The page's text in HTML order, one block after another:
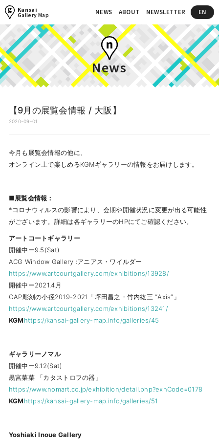
Kansai
Gallery Map NEWS ABOUT NEWSLETTER EN
News
【9月の展覧会情報 / 大阪】
2020-09-01
今月も展覧会情報の他に、
オンライン上で楽しめるKGMギャラリーの情報をお届けします。
■展覧会情報：
*コロナウィルスの影響により、会期や開催状況に変更が出る可能性
がございます。詳細は各ギャラリーのHPにてご確認ください。
アートコートギャラリー
開催中ー9.5(Sat)
ACG Window Gallery :アニアス・ワイルダー
https://www.artcourtgallery.com/exhibitions/13928/
開催中ー2021.4月
OAP彫刻の小径2019-2021「坪田昌之・竹内紘三 “Axis”」
https://www.artcourtgallery.com/exhibitions/13241/
KGMhttps://kansai-gallery-map.info/galleries/45
ギャラリーノマル
開催中ー9.12(Sat)
黒宮菜菜 「カタストロフの器」
https://www.nomart.co.jp/exhibition/detail.php?exhCode=0178
KGMhttps://kansai-gallery-map.info/galleries/51
Yoshiaki Inoue Gallery